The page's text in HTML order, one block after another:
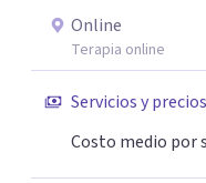
paso para encontrar
Online
Terapia online
Servicios y precios
Costo medio por